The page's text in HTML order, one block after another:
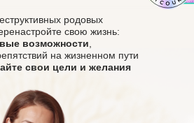
родовых
свою жизнь:
возможности
на жизненном пути
свои цели и желания